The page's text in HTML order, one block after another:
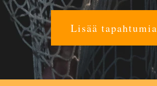
Lisää tapahtumia